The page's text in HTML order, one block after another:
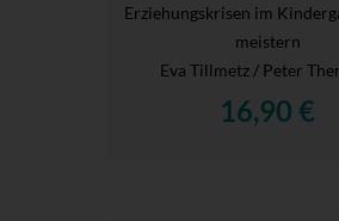
Erziehungskrisen im
meistern
Eva Tillmetz / Peter
16,90 €